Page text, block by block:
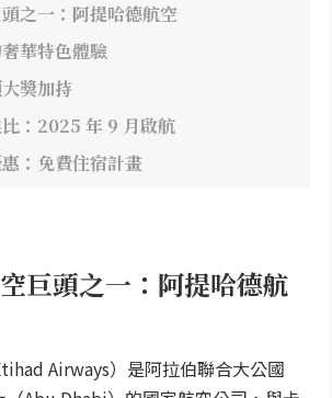
之一：阿提哈德航空
華特色體驗
獎加持
：2025 年 9 月啟航
：免費住宿計畫
巨頭之一：阿提哈德航
Airways）是阿拉伯聯合大公國